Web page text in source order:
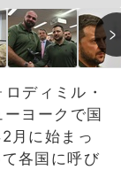
ディミル・
ヨークで国
月に始まっ
各国に呼び